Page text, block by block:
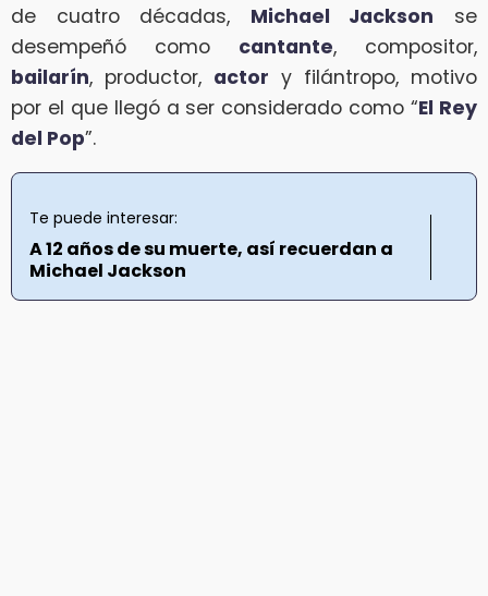
de cuatro décadas, Michael Jackson se
desempeñó como cantante, compositor,
bailarín, productor, actor y filántropo, motivo
por el que llegó a ser considerado como “El Rey
del Pop”.
Te puede interesar:
A 12 años de su muerte, así recuerdan a
Michael Jackson